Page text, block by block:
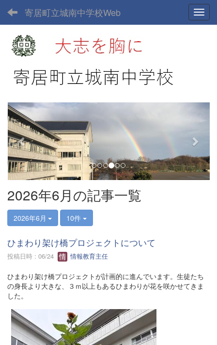
寄居町立城南中学校Web
p
r
e
v
i
o
u
s
x
t
2026年6月の記事一覧
2026年6月 10件
ひまわり架け橋プロジェクトについて
投稿日時 : 06/24 情報教育主任
ひまわり架け橋プロジェクトが計画的に進んでいます。生徒たち
の身長より大きな、３ｍ以上もあるひまわりが花を咲かせてきま
した。